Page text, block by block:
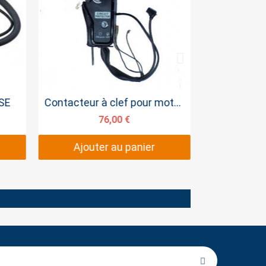
Aperçu rapide Contacteur à clef pour moteur Electrique
76,00 €
Ajouter au panier